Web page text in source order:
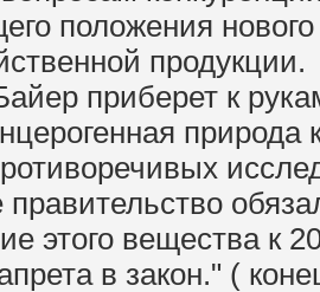
положения
продукции.
приберет к
природа
этого вещества к
в закон." (